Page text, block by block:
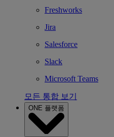
Freshworks
Jira
Salesforce
Slack
Microsoft Teams
모든 통합 보기
ONE 플랫폼